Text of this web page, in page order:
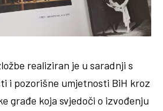
realiziran je u saradnji s
i pozorišne umjetnosti BiH kroz
građe koja svjedoči o izvođenju